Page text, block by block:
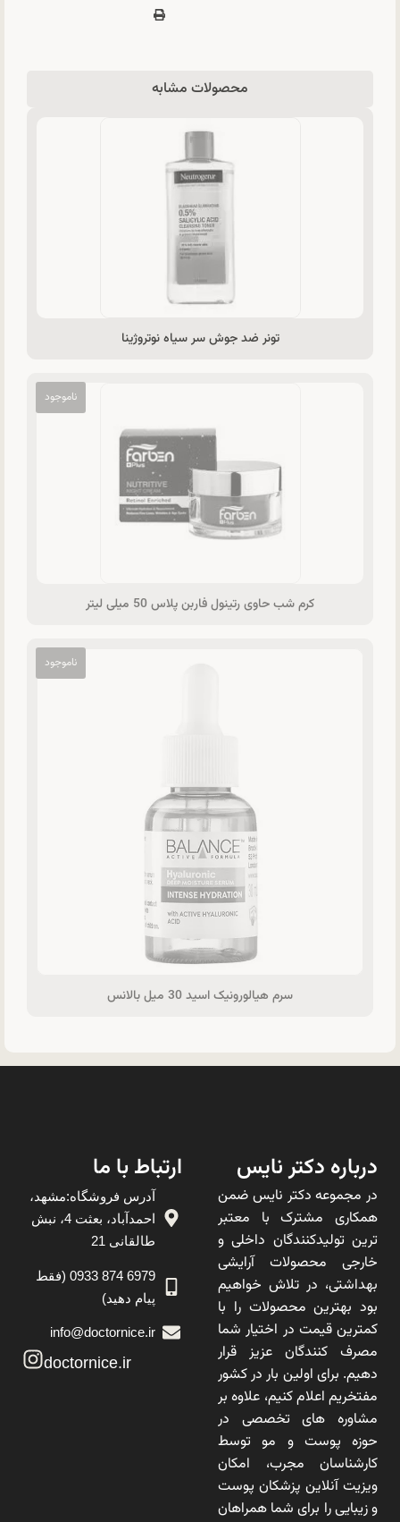
محصولات مشابه
تونر ضد جوش سر سیاه نوتروژینا
کرم شب حاوی رتینول فاربن پلاس 50 میلی لیتر
سرم هيالورونيک اسيد 30 ميل بالانس
درباره دکتر نایس
در مجموعه دکتر نایس ضمن
همکاری مشترک با معتبر
ترین تولیدکنندگان داخلی و
خارجی محصولات آرایشی
بهداشتی، در تلاش خواهیم
بود بهترین محصولات را با
کمترین قیمت در اختیار شما
مصرف کنندگان عزیز قرار
دهیم. برای اولین بار در کشور
مفتخریم اعلام کنیم، علاوه بر
مشاوره های تخصصی در
حوزه پوست و مو توسط
کارشناسان مجرب، امکان
ویزیت آنلاین پزشکان پوست
و زیبایی را برای شما همراهان
ارتباط با ما
آدرس فروشگاه:مشهد،
احمدآباد، بعثت 4، نبش
طالقانی 21
6979 874 0933 (فقط
پیام دهید)
info@doctornice.ir
doctornice.ir